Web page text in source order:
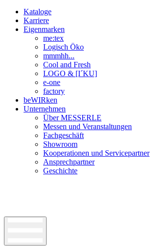
Kataloge
Karriere
Eigenmarken
me:tex
Logisch Öko
mmmhh...
Cool and Fresh
LOGO & [I´KU]
e-one
factory
beWIRken
Unternehmen
Über MESSERLE
Messen und Veranstaltungen
Fachgeschäft
Showroom
Kooperationen und Servicepartner
Ansprechpartner
Geschichte